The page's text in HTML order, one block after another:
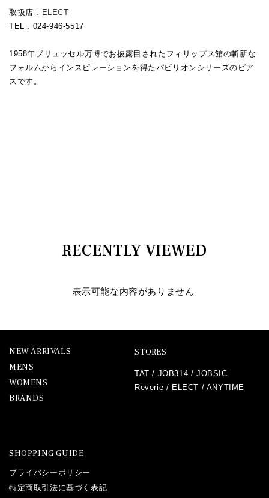
取扱店 : ELECT
TEL : 024-946-5517
1958年ブリュッセル万博でお披露目されたフィリップス館の斬新な
フォルムからインスピレーションを得たパビリオンシリーズのピア
スです。
RECENTLY VIEWED
表示可能な内容がありません
NEW ARRIVALS
MENS
WOMENS
BRANDS
STORES
TAT / JOB314 /JOBSIC
Reverie / ELECT / ANYTIME
SHOPPING GUIDE
プライバシーポリシー
特定商取引法に基づく表記